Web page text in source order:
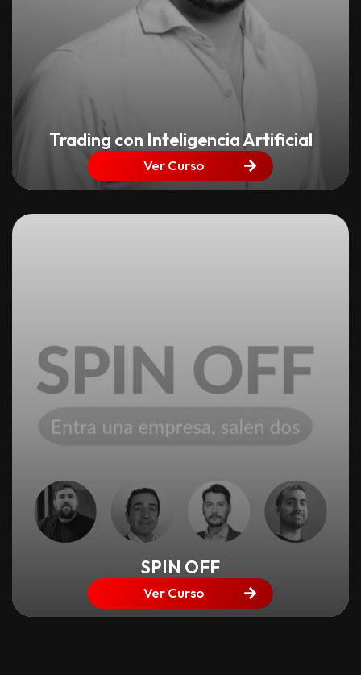
Trading con Inteligencia Artificial
Ver Curso
SPIN OFF
Ver Curso